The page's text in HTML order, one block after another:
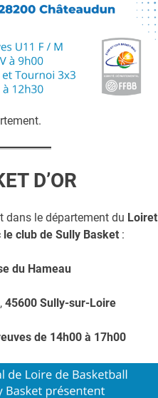
D’OR
dans le département du Loiret
club de Sully Basket :
du Hameau
,45600 Sully-sur-Loire
de 14h00 à 17h00